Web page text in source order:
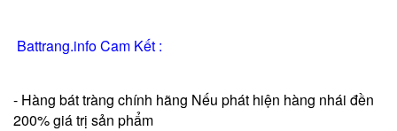
Battrang.info Cam Kết :
- Hàng bát tràng chính hãng Nếu phát hiện hàng nhái đền
200% giá trị sản phẩm